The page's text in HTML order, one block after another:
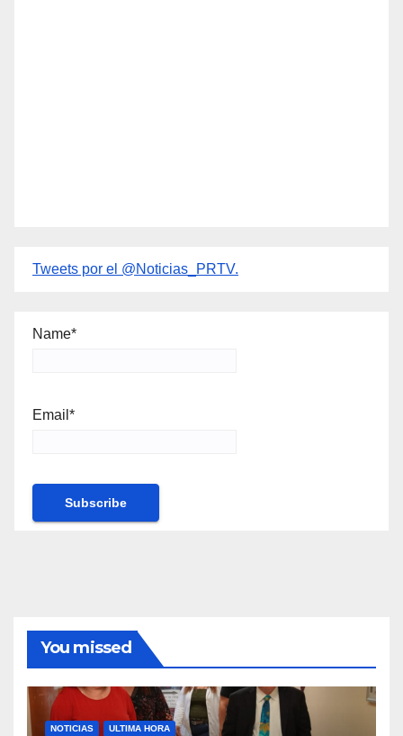
Tweets por el @Noticias_PRTV.
Name*
Email*
You missed
NOTICIAS ULTIMA HORA